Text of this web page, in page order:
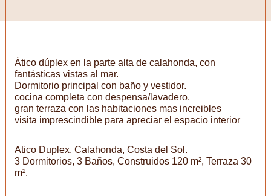
Ático dúplex en la parte alta de calahonda, con
fantásticas vistas al mar.
Dormitorio principal con baño y vestidor.
cocina completa con despensa/lavadero.
gran terraza con las habitaciones mas increibles
visita imprescindible para apreciar el espacio interior
Atico Duplex, Calahonda, Costa del Sol.
3 Dormitorios, 3 Baños, Construidos 120 m², Terraza 30
m².